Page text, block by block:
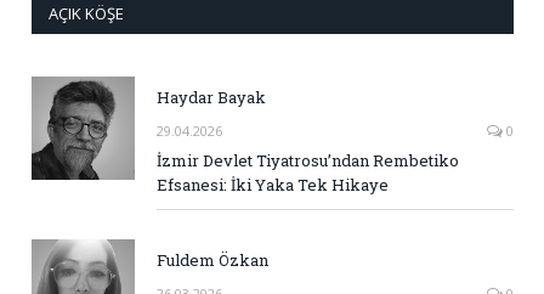
AÇIK KÖŞE
Haydar Bayak
29.04.2026 0
İzmir Devlet Tiyatrosu’ndan Rembetiko
Efsanesi: İki Yaka Tek Hikaye
Fuldem Özkan